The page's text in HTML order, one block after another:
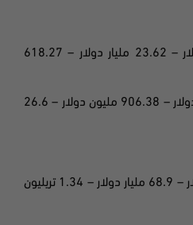
– 23.62 مليار دولار – 618.27
دولار – 906.38 مليون دولار – 26.6
دولار – 68.9 مليار دولار – 1.34 تريليون